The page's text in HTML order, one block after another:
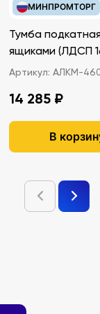
МИНПРОМТОРГ
Тумба
ящиками
Артикул: АЛКМ-
14 285 ₽
В